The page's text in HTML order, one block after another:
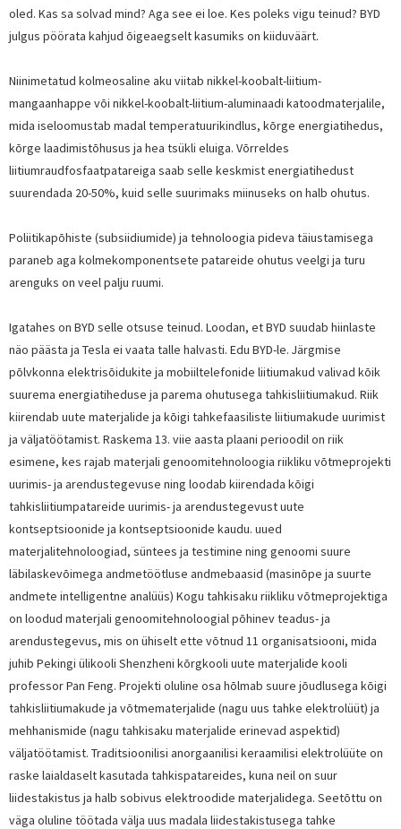
oled. Kas sa solvad mind? Aga see ei loe. Kes poleks vigu teinud? BYD
julgus pöörata kahjud õigeaegselt kasumiks on kiiduväärt.
Niinimetatud kolmeosaline aku viitab nikkel-koobalt-liitium-
mangaanhappe või nikkel-koobalt-liitium-aluminaadi katoodmaterjalile,
mida iseloomustab madal temperatuurikindlus, kõrge energiatihedus,
kõrge laadimistõhusus ja hea tsükli eluiga. Võrreldes
liitiumraudfosfaatpatareiga saab selle keskmist energiatihedust
suurendada 20-50%, kuid selle suurimaks miinuseks on halb ohutus.
Poliitikapõhiste (subsiidiumide) ja tehnoloogia pideva täiustamisega
paraneb aga kolmekomponentsete patareide ohutus veelgi ja turu
arenguks on veel palju ruumi.
Igatahes on BYD selle otsuse teinud. Loodan, et BYD suudab hiinlaste
näo päästa ja Tesla ei vaata talle halvasti. Edu BYD-le. Järgmise
põlvkonna elektrisõidukite ja mobiiltelefonide liitiumakud valivad kõik
suurema energiatiheduse ja parema ohutusega tahkisliitiumakud. Riik
kiirendab uute materjalide ja kõigi tahkefaasiliste liitiumakude uurimist
ja väljatöötamist. Raskema 13. viie aasta plaani perioodil on riik
esimene, kes rajab materjali genoomitehnoloogia riikliku võtmeprojekti
uurimis- ja arendustegevuse ning loodab kiirendada kõigi
tahkisliitiumpatareide uurimis- ja arendustegevust uute
kontseptsioonide ja kontseptsioonide kaudu. uued
materjalitehnoloogiad, süntees ja testimine ning genoomi suure
läbilaskevõimega andmetöötluse andmebaasid (masinõpe ja suurte
andmete intelligentne analüüs) Kogu tahkisaku riikliku võtmeprojektiga
on loodud materjali genoomitehnoloogial põhinev teadus- ja
arendustegevus, mis on ühiselt ette võtnud 11 organisatsiooni, mida
juhib Pekingi ülikooli Shenzheni kõrgkooli uute materjalide kooli
professor Pan Feng. Projekti oluline osa hõlmab suure jõudlusega kõigi
tahkisliitiumakude ja võtmematerjalide (nagu uus tahke elektrolüüt) ja
mehhanismide (nagu tahkisaku materjalide erinevad aspektid)
väljatöötamist. Traditsioonilisi anorgaanilisi keraamilisi elektrolüüte on
raske laialdaselt kasutada tahkispatareides, kuna neil on suur
liidestakistus ja halb sobivus elektroodide materjalidega. Seetõttu on
väga oluline töötada välja uus madala liidestakistusega tahke